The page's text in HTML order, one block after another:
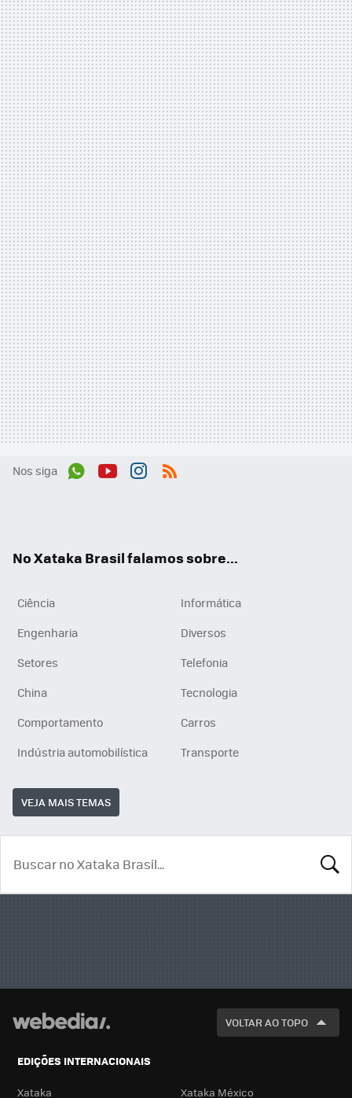
Nos siga
No Xataka Brasil falamos sobre...
Ciência
Informática
Engenharia
Diversos
Setores
Telefonia
China
Tecnologia
Comportamento
Carros
Indústria automobilística
Transporte
VEJA MAIS TEMAS
VOLTAR AO TOPO
EDIÇÕES INTERNACIONAIS
Xataka Xataka México